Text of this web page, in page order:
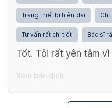
Trang thiết bị hiện đại Chi
Tư vấn rất chi tiết Bác sĩ
Tốt. Tôi rất yên tâm
Xem bản dịch